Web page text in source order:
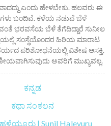
ಎಂದು ಹೇಳಬೇಕು. ಹಲವರು ಈ
ಬಂದಿವೆ. ಕಳೆಯ ನಡುವೆ ಬೆಳೆ
ಭರವಸೆಯ ಬೆಳೆ ತೆಗೆದಿದ್ದಾರೆ ಸುನೀಲ
ಸಂಸ್ಥೆಯೊಂದರ ಹಿರಿಯ ಮಾರಾಟ
ಪರಿಶೋಧನೆಯಲ್ಲಿ ವಿಶೇಷ ಆಸಕ್ತಿ.
ಅವರಿಗೆ ಮುಖ್ಯವಲ್ಲ.
ಕನ್ನಡ
ಕಥಾ ಸಂಕಲನ
| Sunil Haleyuru